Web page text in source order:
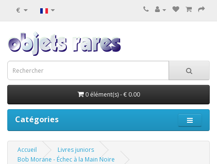
€
0 élément(s) - € 0.00
Catégories
Accueil
Livres juniors
Bob Morane - Échec à la Main Noire